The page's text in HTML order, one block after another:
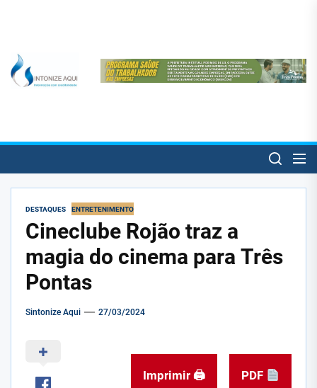
content
SintonizeAqui
DESTAQUES ENTRETENIMENTO
Cineclube Rojão traz a
magia do cinema para Três
Pontas
Sintonize Aqui 27/03/2024
Imprimir 🖨 PDF